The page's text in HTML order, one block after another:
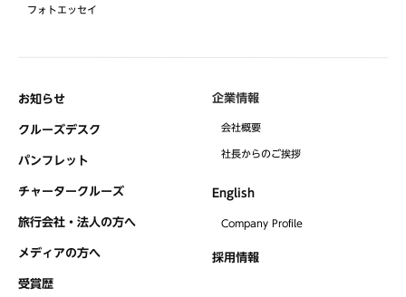
フォトエッセイ
お知らせ
クルーズデスク
パンフレット
チャータークルーズ
旅行会社・法人の方へ
メディアの方へ
受賞歴
企業情報
会社概要
社⻑からのご挨拶
English
Company Profile
採用情報